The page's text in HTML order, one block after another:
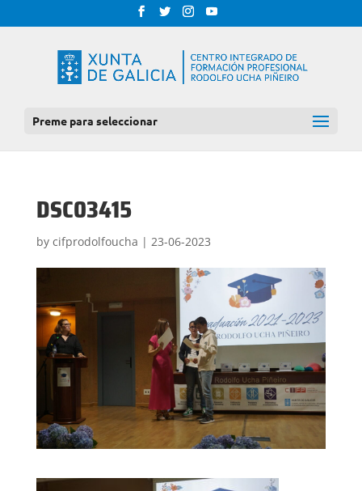
Preme para seleccionar
DSC03415
by cifprodolfoucha | 23-06-2023